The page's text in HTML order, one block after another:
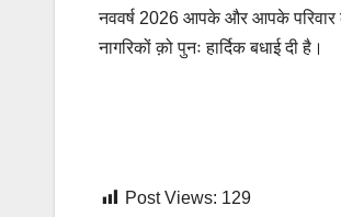
नववर्ष 2026 आपके और आपके परिवार
नागरिकों क़ो पुनः हार्दिक बधाई दी है।
Post Views: 129